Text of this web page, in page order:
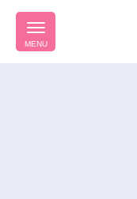
MENU